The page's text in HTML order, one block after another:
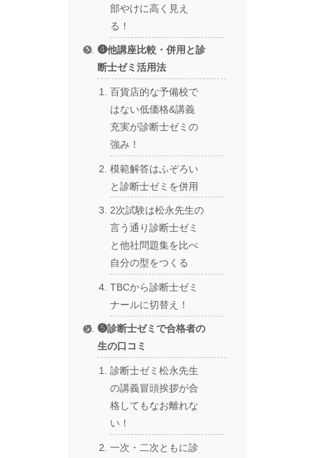
部やけに高く見え
る！
❹他講座比較・併用と診
断士ゼミ活用法
百貨店的な予備校で
はない低価格&講義
充実が診断士ゼミの
強み！
模範解答はふぞろい
と診断士ゼミを併用
2次試験は松永先生の
言う通り診断士ゼミ
と他社問題集を比べ
自分の型をつくる
TBCから診断士ゼミ
ナールに切替え！
❺診断士ゼミで合格者の
生の口コミ
診断士ゼミ松永先生
の講義冒頭挨拶が合
格してもなお離れな
い！
一次・二次ともに診